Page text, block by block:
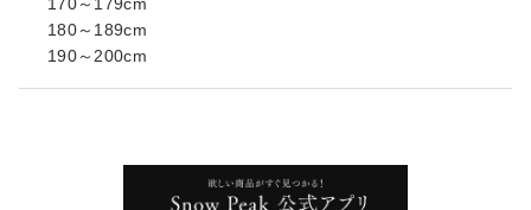
180～189cm
190～200cm